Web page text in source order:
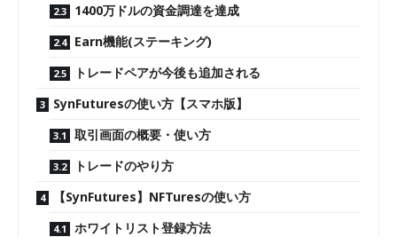
1400万ドルの資金調達を達成
Earn機能(ステーキング)
トレードペアが今後も追加される
SynFuturesの使い方【スマホ版】
取引画面の概要・使い方
トレードのやり方
【SynFutures】NFTuresの使い方
ホワイトリスト登録方法